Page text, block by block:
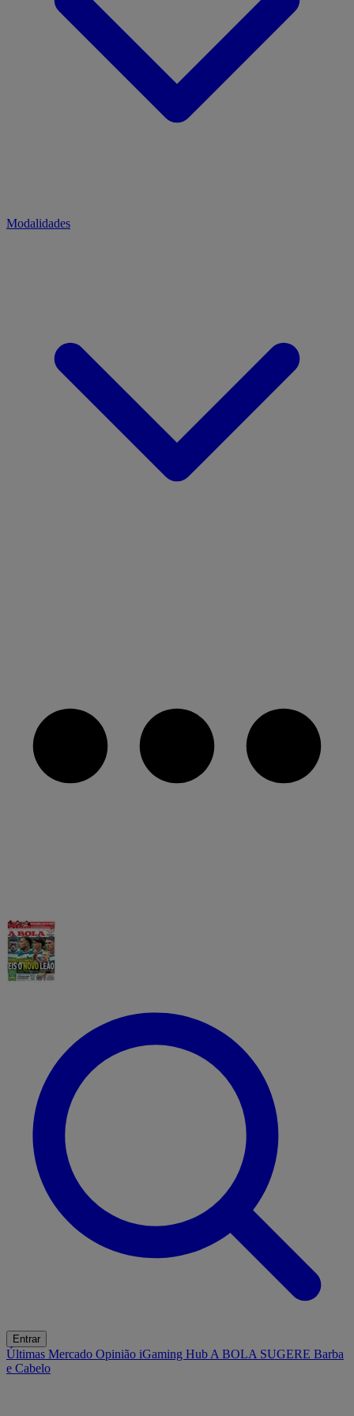
Modalidades
Entrar
Últimas Mercado Opinião iGaming Hub A BOLA SUGERE Barba
e Cabelo